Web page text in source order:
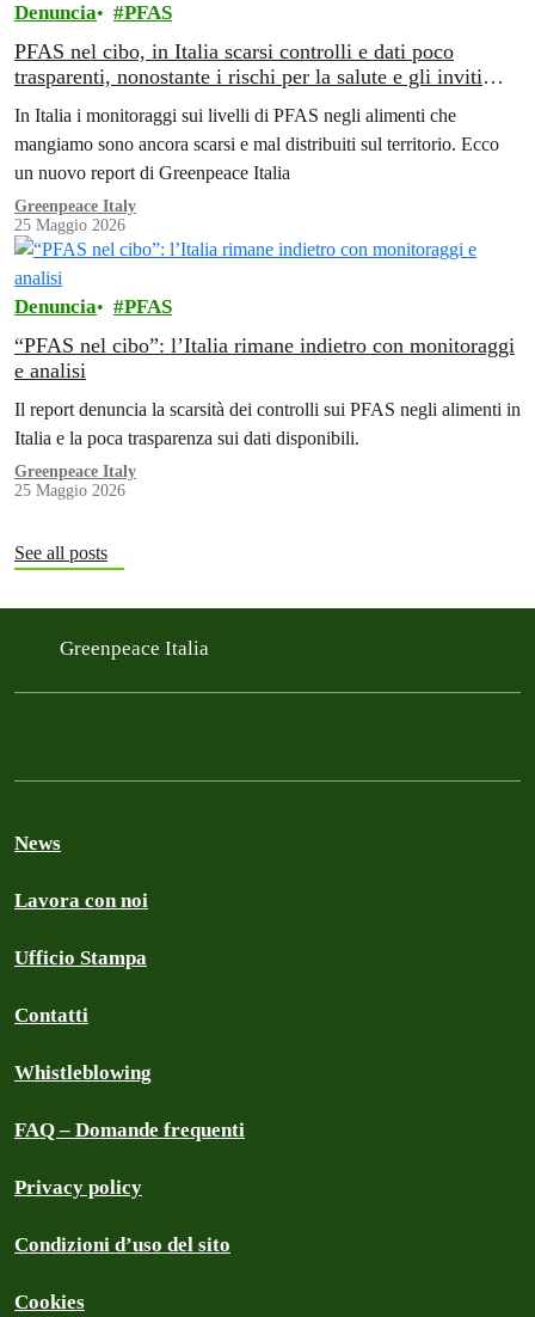
Denuncia PFAS
PFAS nel cibo, in Italia scarsi controlli e dati poco
trasparenti, nonostante i rischi per la salute e gli inviti
In Italia i monitoraggi sui livelli di PFAS negli alimenti che
mangiamo sono ancora scarsi e mal distribuiti sul territorio. Ecco
un nuovo report di Greenpeace Italia
Greenpeace Italy
25 Maggio 2026
Denuncia PFAS
“PFAS nel cibo”: l’Italia rimane indietro con monitoraggi
e analisi
Il report denuncia la scarsità dei controlli sui PFAS negli alimenti in
Italia e la poca trasparenza sui dati disponibili.
Greenpeace Italy
25 Maggio 2026
See all posts
Greenpeace Italia
News
Lavora con noi
Ufficio Stampa
Contatti
Whistleblowing
FAQ – Domande frequenti
Privacy policy
Condizioni d’uso del sito
Cookies